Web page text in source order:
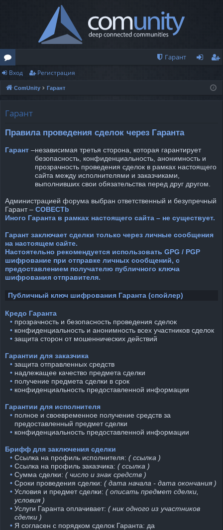
о
ру
Гарант
ис
Вход Регистрация
ComUnity Гарант
Гарант
Правила проведения сделок через Гаранта
Гарант –независимая третья сторона, которая гарантирует
безопасность, конфиденциальность, анонимность и
прозрачность проведения сделок в рамках настоящего
сайта между исполнителями и заказчиками,
выполнивших свои обязательства перед друг другом.
Администрацией форума выбран ответственный и безупречный
Гарант – COBECTb
Иного Гаранта в рамках настоящего сайта – не существует.
Гарант заключает сделки только через личные сообщения
на настоящем сайте.
Настоятельно рекомендуется использовать GPG / PGP
шифрование при отправке личных сообщений, с
предоставлением получателю публичного ключа
шифрования отправителя.
Публичный ключ шифрования Гаранта (спойлер)
Кредо Гаранта
⠀• прозрачность и безопасность проведения сделок
⠀• конфиденциальность и анонимность всех участников сделок
⠀• защита сторон от мошеннических действий
Гарантии для заказчика
⠀• защита отправленных средств
⠀• надлежащее качество предмета сделки
⠀• получение предмета сделки в срок
⠀• конфиденциальность предоставленной информации
Гарантии для исполнителя
⠀• полное и своевременное получение средств за
предоставленный предмет сделки
⠀• конфиденциальность предоставленной информации
Брифф для заключения сделки
⠀• Ссылка на профиль исполнителя: ( ссылка )
⠀• Ссылка на профиль заказчика: ( ссылка )
⠀• Сумма сделки: ( число и знак средств )
⠀• Сроки проведения сделки: ( дата начала - дата окончания )
⠀• Условия и предмет сделки: ( описать предмет сделки,
условия )
⠀• Услуги Гаранта оплачивает: ( ник одного из участников
сделки )
⠀• Я согласен с порядком сделок Гаранта: да